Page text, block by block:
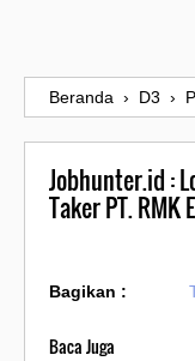
Beranda › D3 ›
Jobhunter.id :
Taker PT.
Bagikan :
Baca Juga